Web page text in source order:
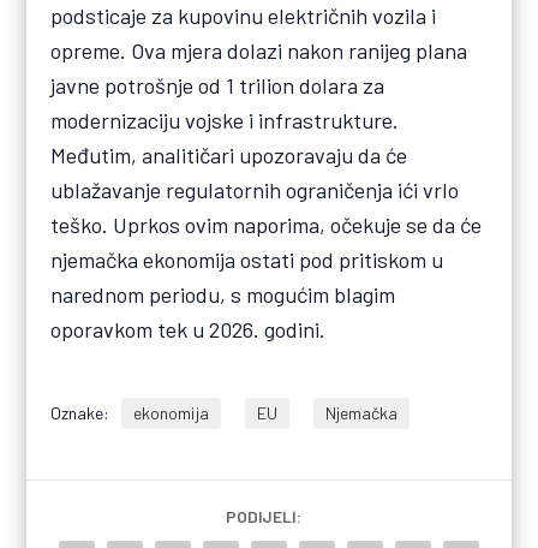
podsticaje za kupovinu električnih vozila i
opreme. Ova mjera dolazi nakon ranijeg plana
javne potrošnje od 1 trilion dolara za
modernizaciju vojske i infrastrukture.
Međutim, analitičari upozoravaju da će
ublažavanje regulatornih ograničenja ići vrlo
teško. Uprkos ovim naporima, očekuje se da će
njemačka ekonomija ostati pod pritiskom u
narednom periodu, s mogućim blagim
oporavkom tek u 2026. godini.
Oznake: ekonomija EU Njemačka
PODIJELI: